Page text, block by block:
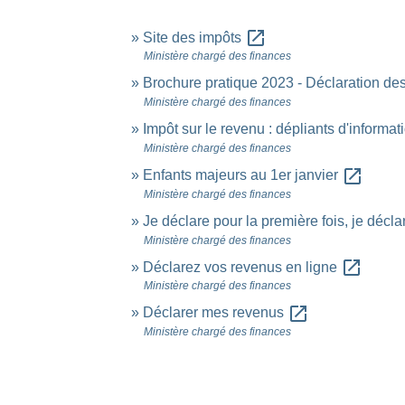
Site des impôts open_in_new
Ministère chargé des finances
Brochure pratique 2023 - Déclaration
Ministère chargé des finances
Impôt sur le revenu : dépliants
Ministère chargé des finances
Enfants majeurs au 1er janvier open_in_new
Ministère chargé des finances
Je déclare pour la première fois, je
Ministère chargé des finances
Déclarez vos revenus en ligne open_in_new
Ministère chargé des finances
Déclarer mes revenus open_in_new
Ministère chargé des finances